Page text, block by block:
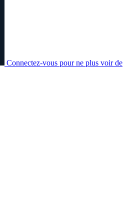
Connectez-vous pour ne plus voir de